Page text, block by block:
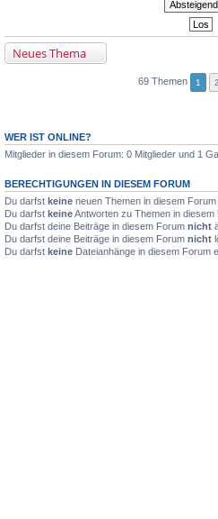
Neues Thema
69 Themen 1 2
WER IST ONLINE?
Mitglieder in diesem Forum: 0 Mitglieder und 1
BERECHTIGUNGEN IN DIESEM FORUM
Du darfst keine neuen Themen in diesem Forum
Du darfst keineAntworten zu Themen in diesem
Du darfst deine Beiträge in diesem Forum nicht
Du darfst deine Beiträge in diesem Forum nicht
Du darfst keine Dateianhänge in diesem Forum